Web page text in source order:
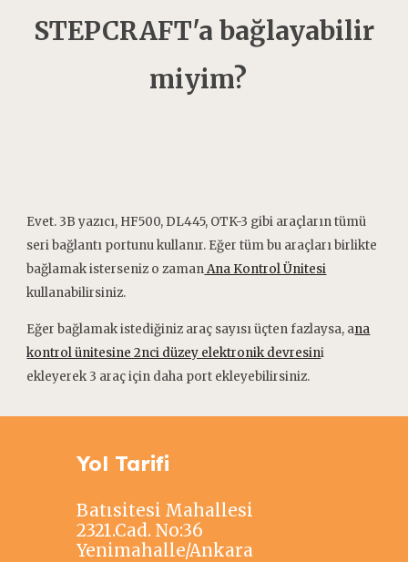
STEPCRAFT'a bağlayabilir
miyim?
Evet. 3B yazıcı, HF500, DL445, OTK-3 gibi araçların tümü
seri bağlantı portunu kullanır. Eğer tüm bu araçları birlikte
bağlamak isterseniz o zamanAna Kontrol Ünitesi
kullanabilirsiniz.
Eğer bağlamak istediğiniz araç sayısı üçten fazlaysa, ana
kontrol ünitesine 2nci düzey elektronik devresini
ekleyerek 3 araç için daha port ekleyebilirsiniz.
Yol Tarifi
Batısitesi Mahallesi
2321.Cad. No:36
Yenimahalle/Ankara